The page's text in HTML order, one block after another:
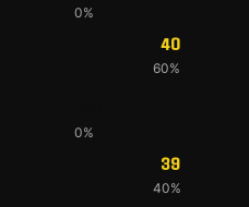
0%
40
60%
0%
39
40%